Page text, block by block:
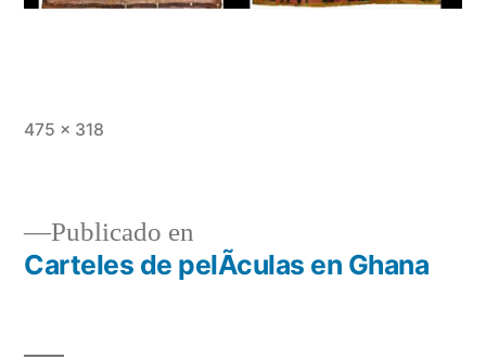
Tamaño
475 × 318
Navegación
Publicado en
Carteles de pelÃ­culas en Ghana